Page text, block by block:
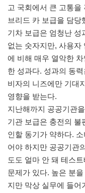
고 국회에서 큰 고통을
브리드 카 보급을 담당
기차 보급은 엄청난 성
없는 숫자지만, 사용자
에 비해 매우 열악한
한 성과다. 성과의 동
비자의 니즈에만 기대
영향을 받는다.
지난해까지 공공기관
기관 보급은 충전의 불
인할 동기가 약하다.
어야 하지만 공공기관
도도 얼마 안 돼 테스
문제가 있다. 높은 분
지만 막상 실무에 들어